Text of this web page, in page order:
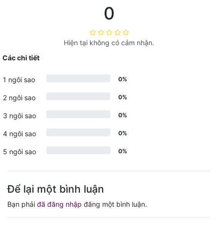
0
Hiện tại không có cảm nhận.
Các chi tiết
1 ngôi sao 0%
2 ngôi sao 0%
3 ngôi sao 0%
4 ngôi sao 0%
5 ngôi sao 0%
Để lại một bình luận
Bạn phải đã đăng nhập đăng một bình luận.